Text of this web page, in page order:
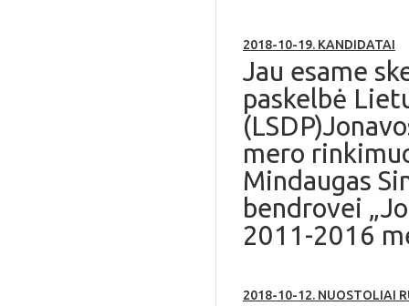
2018-10-19. KANDIDATAI
Jau esame
paskelbė
mero
Mindaugas
bendrovei
2011-2016
2018-10-12. NUOSTOLIAI